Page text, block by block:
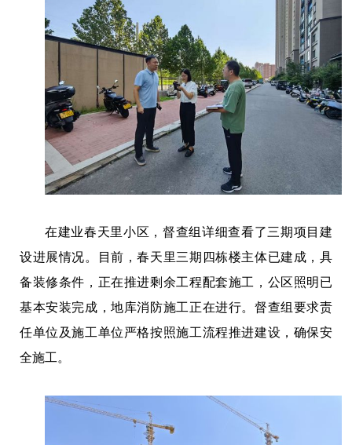
在建业春天里小区，督查组详细查看了三期项目建
设进展情况。目前，春天里三期四栋楼主体已建成，具
备装修条件，正在推进剩余工程配套施工，公区照明已
基本安装完成，地库消防施工正在进行。督查组要求责
任单位及施工单位严格按照施工流程推进建设，确保安
全施工。